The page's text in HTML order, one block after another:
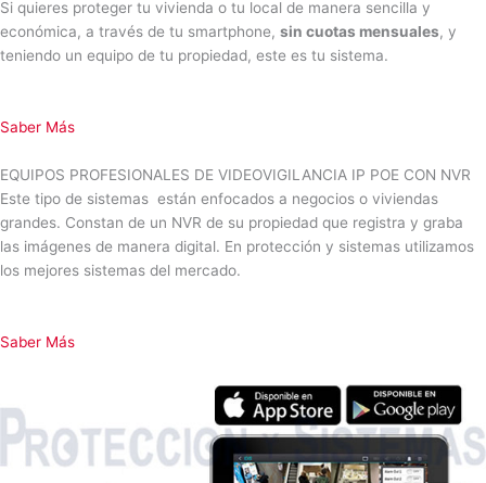
Si quieres proteger tu vivienda o tu local de manera sencilla y
económica, a través de tu smartphone, sin cuotas mensuales, y
teniendo un equipo de tu propiedad, este es tu sistema.
Saber Más
EQUIPOS PROFESIONALES DE VIDEOVIGILANCIA IP POE CON NVR
Este tipo de sistemas están enfocados a negocios o viviendas
grandes. Constan de un NVR de su propiedad que registra y graba
las imágenes de manera digital. En protección y sistemas utilizamos
los mejores sistemas del mercado.
Saber Más